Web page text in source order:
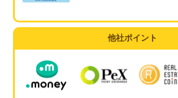
他社ポイント